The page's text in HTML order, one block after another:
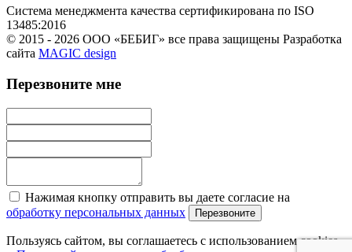
Система менеджмента качества сертификирована по ISO
13485:2016
© 2015 - 2026 ООО «БЕБИГ» все права защищены Разработка
сайта MAGIC design
Перезвоните мне
Нажимая кнопку отправить вы даете согласие на
обработку персональных данных
Перезвоните
Пользуясь сайтом, вы соглашаетесь с использованием cookies